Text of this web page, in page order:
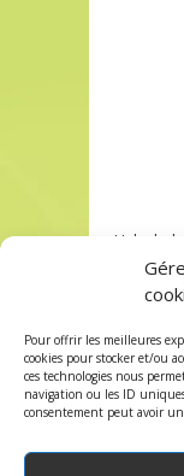
Pour offrir les meilleures
cookies pour stocker et/ou
ces technologies nous
navigation ou les ID
consentement peut avoir
Unlock
pieuvre
Unlock
Les
fermés.